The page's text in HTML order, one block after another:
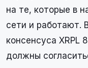
на те, которые в
сети и работают.
консенсуса XRPL
должны